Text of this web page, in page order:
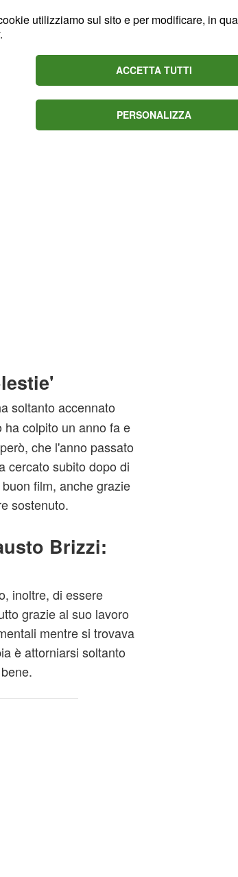
ha confessato che
di iscriversi ad
ricordato altri film
Poveri ma
soltanto accennato
colpito un anno fa e
che l'anno passato
cercato subito dopo di
film, anche grazie
sostenuto.
Brizzi:
inoltre, di essere
grazie al suo lavoro
mentre si trovava
è attorniarsi soltanto
utilizziamo sul sito e per modificare, in
.
ACCETTA TUTTI
PERSONALIZZA